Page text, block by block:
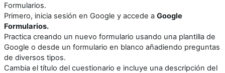
Formularios.
Primero, inicia sesión en Google y accede a Google
Formularios.
Practica creando un nuevo formulario usando una plantilla de
Google o desde un formulario en blanco añadiendo preguntas
de diversos tipos.
Cambia el título del cuestionario e incluye una descripción del